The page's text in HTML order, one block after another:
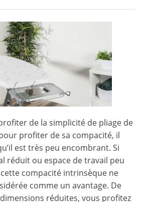
de la simplicité de pliage de
profiter de sa compacité, il
est très peu encombrant. Si
réduit ou espace de travail peu
compacité intrinsèque ne
comme un avantage. De
réduites, vous profitez